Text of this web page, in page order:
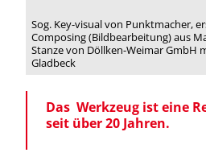
Sog. Key-visual von Punktmacher,
Composing (Bildbearbeitung) aus
Stanze von Döllken-Weimar GmbH
Gladbeck
Das Werkzeug ist eine
seit über 20 Jahren.